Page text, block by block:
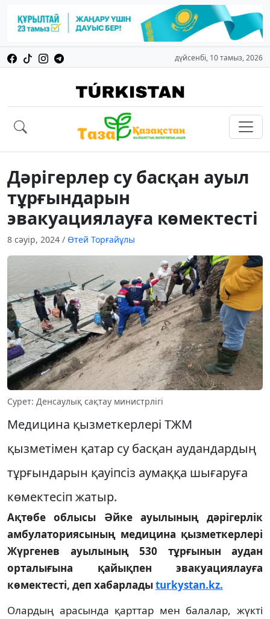
дүйсенбі, 10 тамыз, 2026
Дәрігерлер су басқан ауыл
тұрғындарын
эвакуациялауға көмектесті
8 сәуір, 2024 / Өтей Торғайұлы
Сурет: Денсаулық сақтау министрлігі
Медицина қызметкерлері ТЖМ
қызметімен қатар су басқан аудандардың
тұрғындарын қауіпсіз аумаққа шығаруға
көмектесіп жатыр.
Ақтөбе облысы Әйке ауылының дәрігерлік
амбулаториясының медицина қызметкерлері
Жүргенев ауылының 530 тұрғынын аудан
орталығына қайықпен эвакуациялауға
көмектесті, деп хабарладыturkystan.kz.
Олардың арасында қарттар мен балалар, жүкті